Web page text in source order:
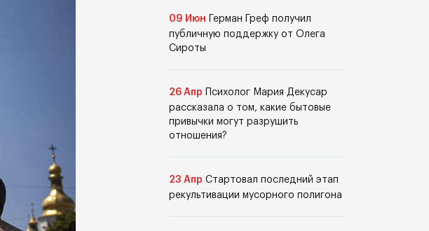
09 Июн
Герман Греф получил
публичную поддержку от Олега
Сироты
26 Апр
Психолог Мария Декусар
рассказала о том, какие бытовые
привычки могут разрушить
отношения?
23 Апр Стартовал последний этап
рекультивации мусорного полигона